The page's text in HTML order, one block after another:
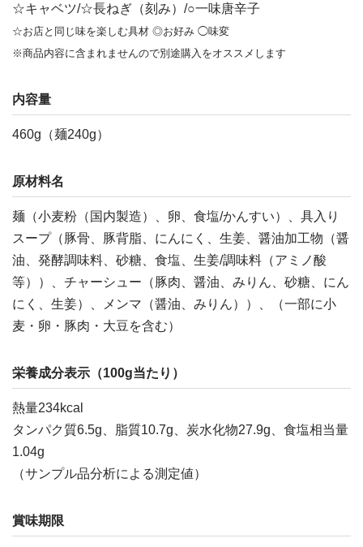
☆キャベツ/☆長ねぎ（刻み）/○一味唐辛子
☆お店と同じ味を楽しむ具材 ◎お好み ◯味変
※商品内容に含まれませんので別途購入をオススメします
内容量
460g（麺240g）
原材料名
麺（小麦粉（国内製造）、卵、食塩/かんすい）、具入り
スープ（豚骨、豚背脂、にんにく、生姜、醤油加工物（醤
油、発酵調味料、砂糖、食塩、生姜/調味料（アミノ酸
等））、チャーシュー（豚肉、醤油、みりん、砂糖、にん
にく、生姜）、メンマ（醤油、みりん））、（一部に小
麦・卵・豚肉・大豆を含む）
栄養成分表示（100g当たり）
熱量234kcal
タンパク質6.5g、脂質10.7g、炭水化物27.9g、食塩相当量
1.04g
（サンプル品分析による測定値）
賞味期限